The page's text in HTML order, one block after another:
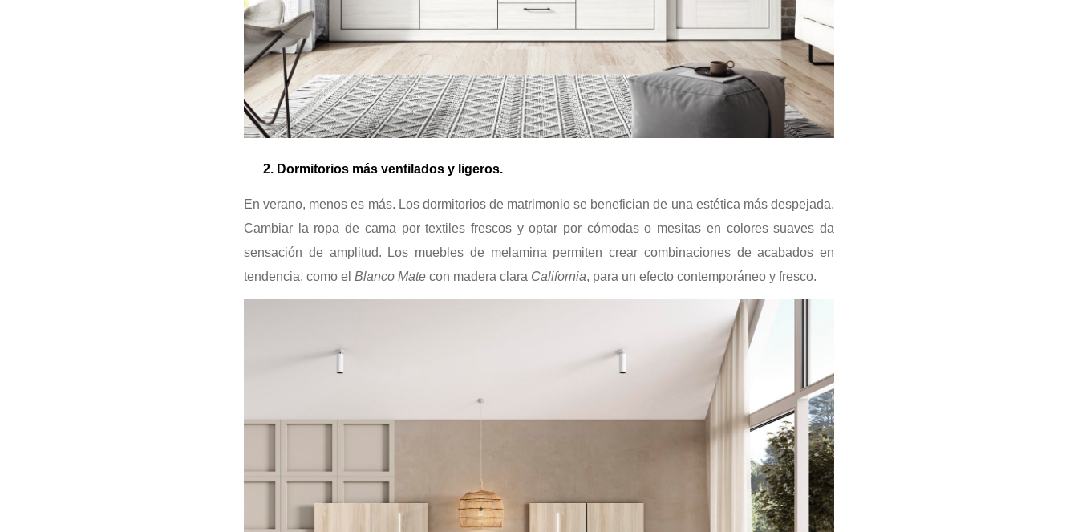
2. Dormitorios más ventilados y ligeros.
En verano, menos es más. Los dormitorios de matrimonio se benefician de una estética más despejada.
Cambiar la ropa de cama por textiles frescos y optar por cómodas o mesitas en colores suaves da
sensación de amplitud. Los muebles de melamina permiten crear combinaciones de acabados en
tendencia, como el Blanco Mate con madera clara California, para un efecto contemporáneo y fresco.